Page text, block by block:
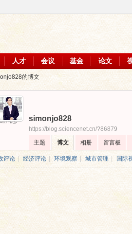
人才 会议 基金 论文
的博文
好友
消息
simonjo828
https://blog.sciencenet.cn/?86879
主题
博文 相册 留言板
评论 经济评论 环境观察 城市管理 国际